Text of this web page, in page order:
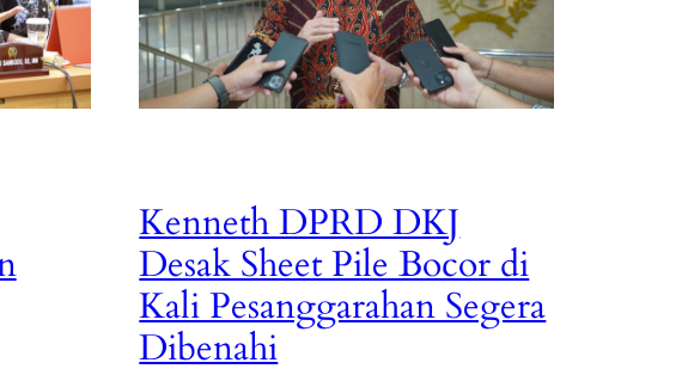
Kenneth DPRD DKJ
Desak Sheet Pile Bocor di
Kali Pesanggarahan Segera
Dibenahi